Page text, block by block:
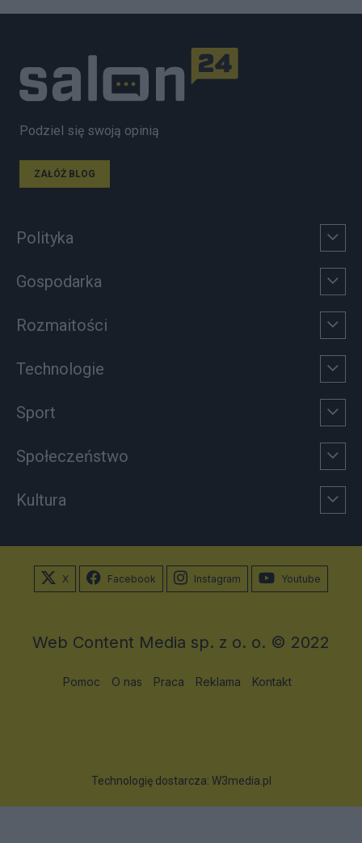
Podziel się swoją opinią
ZAŁÓŻ BLOG
Polityka
Gospodarka
Rozmaitości
Technologie
Sport
Społeczeństwo
Kultura
X Facebook Instagram Youtube
Web Content Media sp. z o. o. © 2022
Pomoc O nas Praca Reklama Kontakt
Technologię dostarcza: W3media.pl